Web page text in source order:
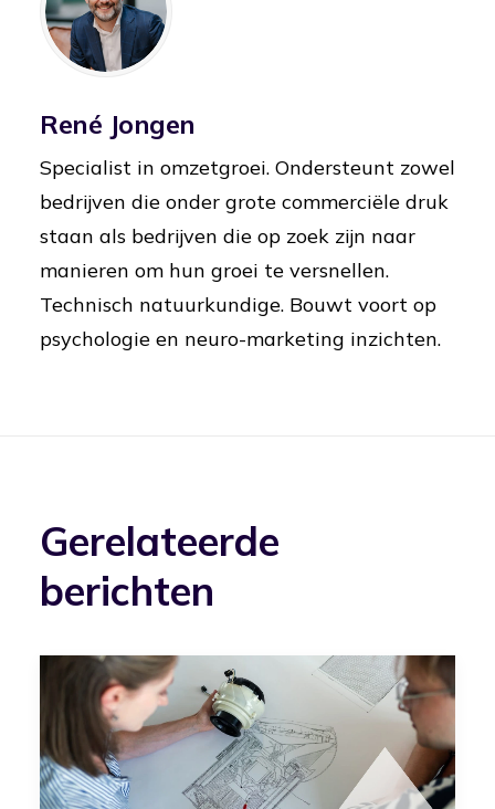
René Jongen
Specialist in omzetgroei. Ondersteunt zowel
bedrijven die onder grote commerciële druk
staan als bedrijven die op zoek zijn naar
manieren om hun groei te versnellen.
Technisch natuurkundige. Bouwt voort op
psychologie en neuro-marketing inzichten.
Gerelateerde
berichten